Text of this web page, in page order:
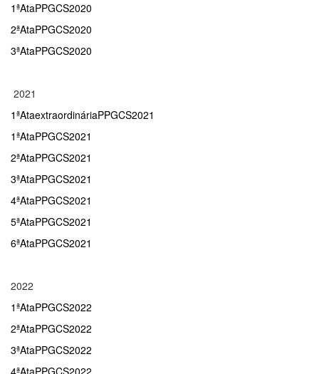
1ªAtaPPGCS2020
2ªAtaPPGCS2020
3ªAtaPPGCS2020
2021
1ªAtaextraordináriaPPGCS2021
1ªAtaPPGCS2021
2ªAtaPPGCS2021
3ªAtaPPGCS2021
4ªAtaPPGCS2021
5ªAtaPPGCS2021
6ªAtaPPGCS2021
2022
1ªAtaPPGCS2022
2ªAtaPPGCS2022
3ªAtaPPGCS2022